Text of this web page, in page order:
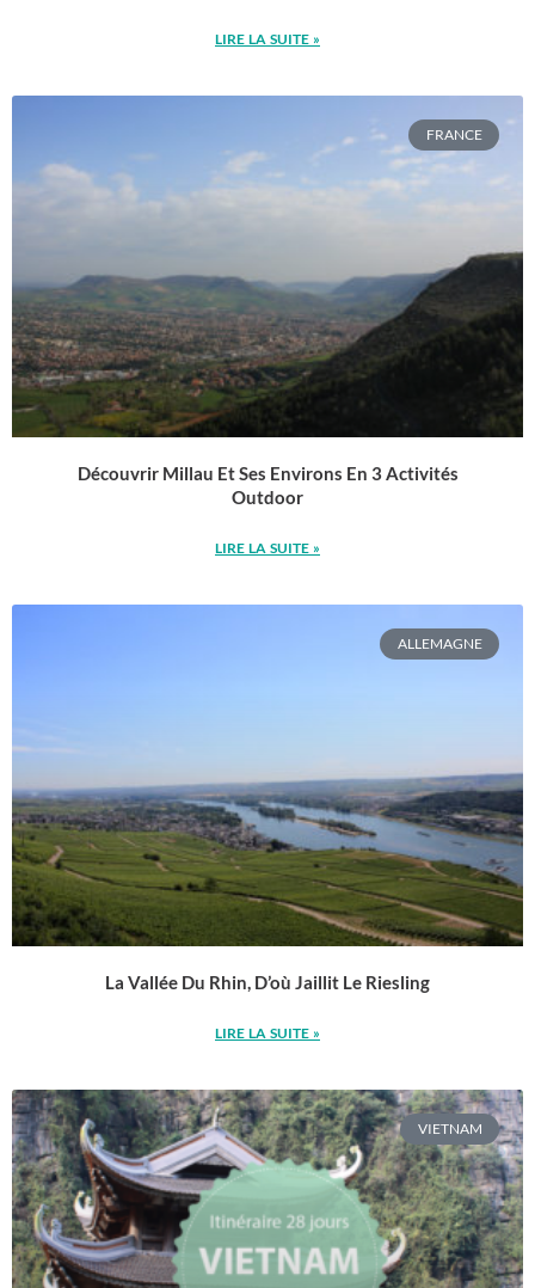
LIRE LA SUITE »
FRANCE
Découvrir Millau Et Ses Environs En 3 Activités
Outdoor
LIRE LA SUITE »
ALLEMAGNE
La Vallée Du Rhin, D’où Jaillit Le Riesling
LIRE LA SUITE »
VIETNAM